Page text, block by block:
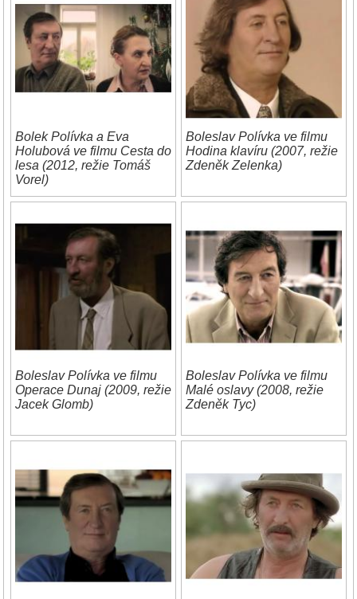
Bolek Polívka a Eva
Holubová ve filmu Cesta do
lesa (2012, režie Tomáš
Vorel)
Boleslav Polívka ve filmu
Hodina klavíru (2007, režie
Zdeněk Zelenka)
Boleslav Polívka ve filmu
Operace Dunaj (2009, režie
Jacek Glomb)
Boleslav Polívka ve filmu
Malé oslavy (2008, režie
Zdeněk Tyc)